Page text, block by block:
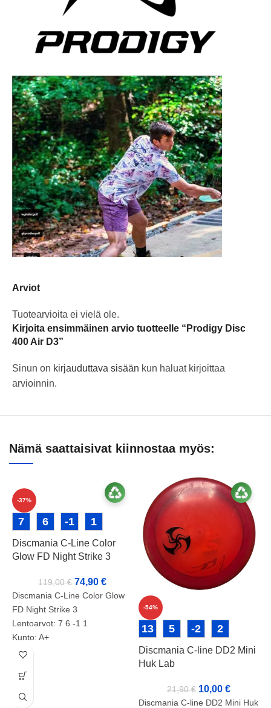
Arviot
Tuotearvioita ei vielä ole.
Kirjoita ensimmäinen arvio tuotteelle “Prodigy Disc
400 Air D3”
Sinun on kirjauduttava sisään kun haluat kirjoittaa
arvioinnin.
Nämä saattaisivat kiinnostaa myös:
-37%
7 6 -1 1
Discmania C-Line Color
Glow FD Night Strike 3
119,00€ 74,90 €
Discmania C-Line Color Glow
FD Night Strike 3
Lentoarvot: 7 6 -1 1
Kunto: A+
Paino: 169g
Tuotenumero: 2071
-54%
13 5 -2 2
Discmania C-line DD2 Mini
Huk Lab
21,90€ 10,00 €
Discmania C-line DD2 Mini Huk